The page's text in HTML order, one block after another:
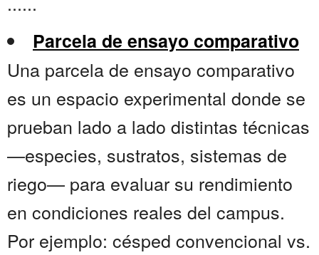
Parcela de ensayo comparativo
Una parcela de ensayo comparativo
es un espacio experimental donde se
prueban lado a lado distintas técnicas
—especies, sustratos, sistemas de
riego— para evaluar su rendimiento
en condiciones reales del campus.
Por ejemplo: césped convencional vs.